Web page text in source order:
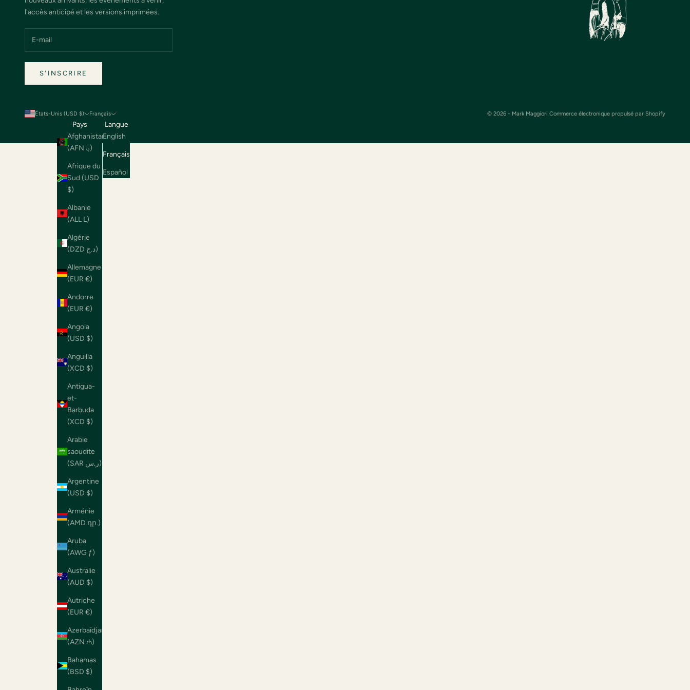
l'accès anticipé et les versions imprimées.
S'INSCRIRE
États-Unis (USD $)
Pays
Afghanistan
(AFN ؋)
Afrique du
Sud (USD
$)
Albanie
(ALL L)
Algérie
(DZD د.ج)
Allemagne
(EUR €)
Andorre
(EUR €)
Angola
(USD $)
Anguilla
(XCD $)
Antigua-
et-
Barbuda
(XCD $)
Arabie
saoudite
(SAR ر.س)
Argentine
(USD $)
Arménie
(AMD դր.)
Aruba
(AWG ƒ)
Australie
(AUD $)
Autriche
(EUR €)
Azerbaïdjan
(AZN ₼)
Bahamas
(BSD $)
Français
Langue
English
Français
Español
© 2026 - Mark Maggiori Commerce électronique propulsé par Shopify